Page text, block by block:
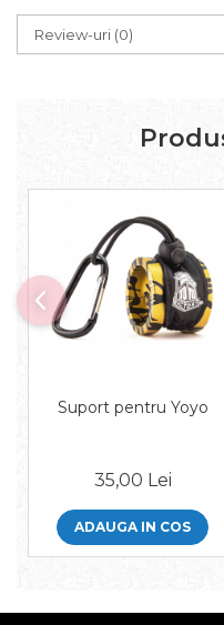
Review-uri (0)
Suport pentru Yoyo
35,00 Lei
ADAUGA IN COS